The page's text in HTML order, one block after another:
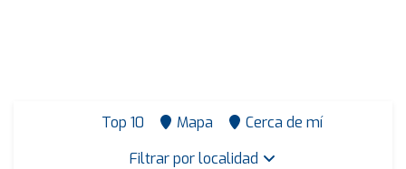
Top 10 Mapa
Cerca de mí
Filtrar por localidad